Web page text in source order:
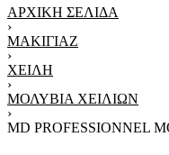
ΑΡΧΙΚΉ ΣΕΛΊΔΑ
›
ΜΑΚΙΓΙΆΖ
›
ΧΕΊΛΗ
›
ΜΟΛΎΒΙΑ ΧΕΙΛΙΏΝ
›
MD PROFESSIONNEL